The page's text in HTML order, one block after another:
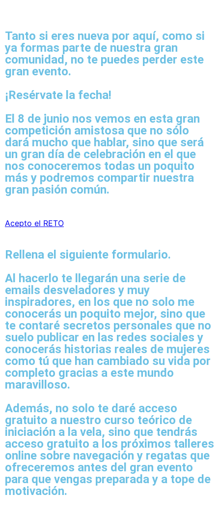
Tanto si eres nueva por aquí, como si
ya formas parte de nuestra gran
comunidad, no te puedes perder este
gran evento.
¡Resérvate la fecha!
El 8 de junio nos vemos en esta gran
competición amistosa que no sólo
dará mucho que hablar, sino que será
un gran día de celebración en el que
nos conoceremos todas un poquito
más y podremos compartir nuestra
gran pasión común.
Acepto el RETO
Rellena el siguiente formulario.
Al hacerlo te llegarán una serie de
emails desveladores y muy
inspiradores, en los que no solo me
conocerás un poquito mejor, sino que
te contaré secretos personales que no
suelo publicar en las redes sociales y
conocerás historias reales de mujeres
como tú que han cambiado su vida por
completo gracias a este mundo
maravilloso.
Además, no solo te daré acceso
gratuito a nuestro curso teórico de
iniciación a la vela, sino que tendrás
acceso gratuito a los próximos talleres
online sobre navegación y regatas que
ofreceremos antes del gran evento
para que vengas preparada y a tope de
motivación.